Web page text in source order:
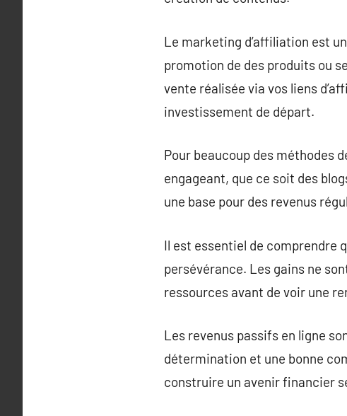
Le marketing d’affiliation est
promotion de des produits ou
vente réalisée via vos liens
investissement de départ.
Pour beaucoup des méthodes
engageant, que ce soit des
une base pour des revenus
Il est essentiel de comprendre
persévérance. Les gains ne
ressources avant de voir une
Les revenus passifs en ligne
détermination et une bonne
construire un avenir financier